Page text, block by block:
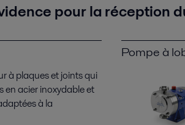
pour la réception
à plaques et joints qui
en acier inoxydable et
à la
Pompe à